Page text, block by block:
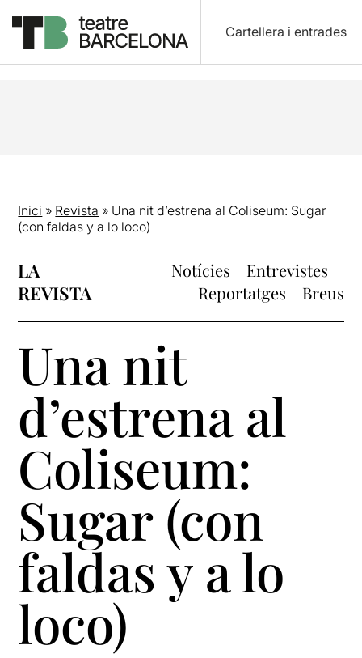
Cartellera i entrades
Inici » Revista » Una nit d’estrena al Coliseum: Sugar
(con faldas y a lo loco)
LA
REVISTA
Notícies
Entrevistes
Reportatges
Breus
Una nit
d’estrena al
Coliseum:
Sugar (con
faldas y a lo
loco)